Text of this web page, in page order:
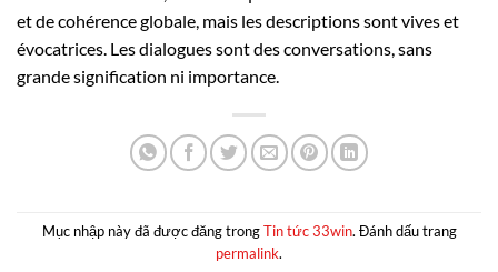
et de cohérence globale, mais les descriptions sont vives et
évocatrices. Les dialogues sont des conversations, sans
grande signification ni importance.
Mục nhập này đã được đăng trongTin tức 33win. Đánh dấu trang
permalink.